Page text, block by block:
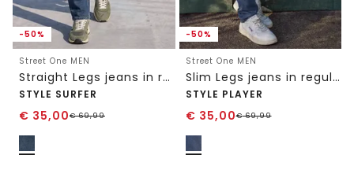
-50%
Street One MEN
Straight Legs jeans in regular fit
STYLE SURFER
€ 35,00€69,99
-50%
Street One MEN
Slim Legs jeans in regular fit
STYLE PLAYER
€ 35,00€69,99